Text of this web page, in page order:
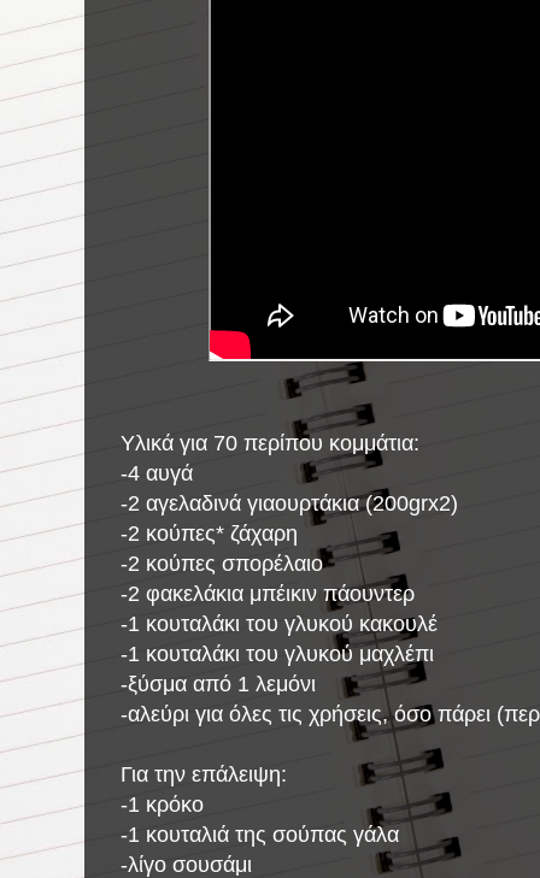
Υλικά για 70 περίπου κομμάτια:
-4 αυγά
-2 αγελαδινά γιαουρτάκια (200grx2)
-2 κούπες* ζάχαρη
-2 κούπες σπορέλαιο
-2 φακελάκια μπέικιν πάουντερ
-1 κουταλάκι του γλυκού κακουλέ
-1 κουταλάκι του γλυκού μαχλέπι
-ξύσμα από 1 λεμόνι
-αλεύρι για όλες τις χρήσεις, όσο πάρει
Για την επάλειψη:
-1 κρόκο
-1 κουταλιά της σούπας γάλα
-λίγο σουσάμι